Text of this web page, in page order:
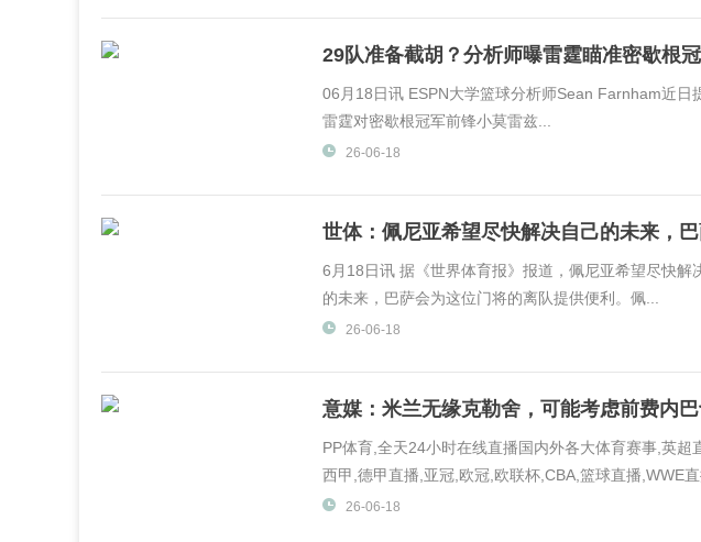
29队准备截胡？分析师曝雷霆瞄准密歇根
他
06月18日讯 ESPN大学篮球分析师Sean Farnham近日
雷霆对密歇根冠军前锋小莫雷兹...
26-06-18
世体：佩尼亚希望尽快解决自己的未来，
利
6月18日讯 据《世界体育报》报道，佩尼亚希望尽快解
的未来，巴萨会为这位门将的离队提供便利。佩...
26-06-18
意媒：米兰无缘克勒舍，可能考虑前费内
PP体育,全天24小时在线直播国内外各大体育赛事,英超
西甲,德甲直播,亚冠,欧冠,欧联杯,CBA,篮球直播,WWE直
体育,PP视频一起玩出精彩...
26-06-18